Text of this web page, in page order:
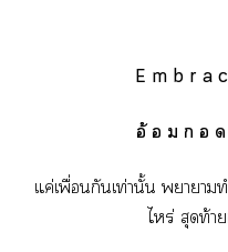
E m b r a
อ้ อ ม ก อ
แค่เพื่อนกันเท่านั้น าาท
ไหร่ สุดท้า